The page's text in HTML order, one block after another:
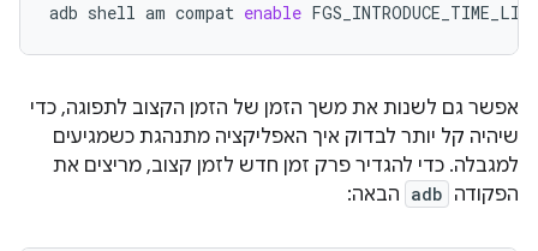
adb shell am compat enable
אפשר גם לשנות את משך הזמן של הזמן הקצוב לתפוגה, כדי
שיהיה קל יותר לבדוק איך האפליקציה מתנהגת כשמגיעים
למגבלה. כדי להגדיר פרק זמן חדש לזמן קצוב, מריצים את
הפקודה adb הבאה: